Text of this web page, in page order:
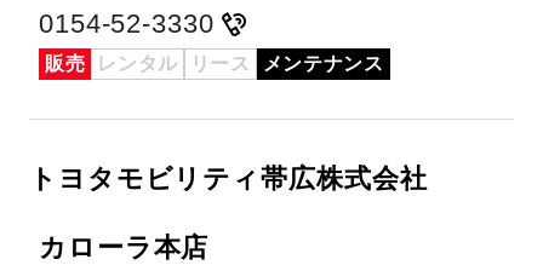
0154-52-3330
販売 レンタル リース メンテナンス
トヨタモビリティ帯広株式会社
カローラ本店